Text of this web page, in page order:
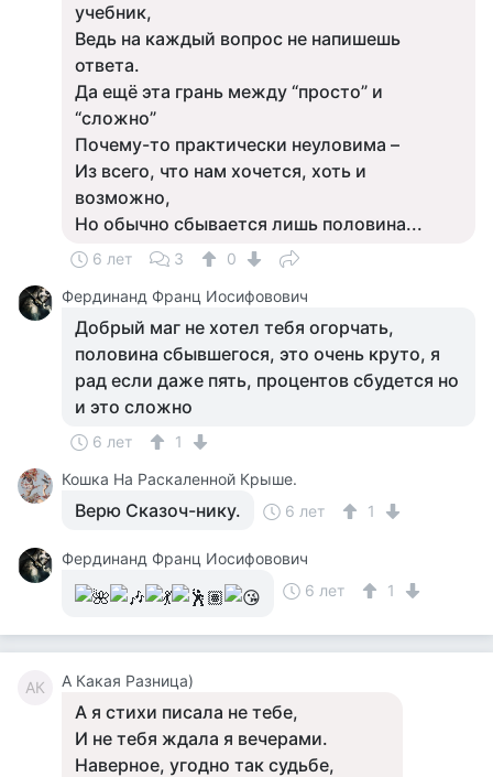
учебник,
Ведь на каждый вопрос не напишешь
ответа.
Да ещё эта грань между “просто” и
“сложно”
Почему-то практически неуловима –
Из всего, что нам хочется, хоть и
возможно,
Но обычно сбывается лишь половина...
6 лет 3
0
Фердинанд Франц Иосифовович
Добрый маг не хотел тебя огорчать,
половина сбывшегося, это очень круто, я
рад если даже пять, процентов сбудется но
и это сложно
6 лет
1
Кошка На Раскаленной Крыше.
Верю Сказоч-нику. 6 лет 1
Фердинанд Франц Иосифовович
6 лет
1
АК А Какая Разница)
А я стихи писала не тебе,
И не тебя ждала я вечерами.
Наверное, угодно так судьбе,